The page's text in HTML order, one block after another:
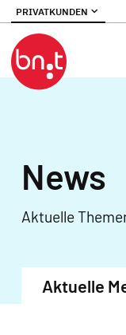
PRIVATKUNDEN
News
Aktuelle
Aktuelle